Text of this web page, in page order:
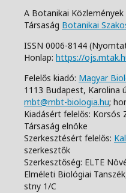
A Botanikai
Társaság Botanikai
ISSN 0006-8144
Honlap: https://
Felelős kiadó: Magyar
1113 Budapest, Karolina
mbt@mbt-biologia.hu;
Kiadásért felelős: Korsós
Társaság elnöke
Szerkesztésért felelős:
szerkesztők
Szerkesztőség: ELTE
Elméleti Biológiai
stny 1/C